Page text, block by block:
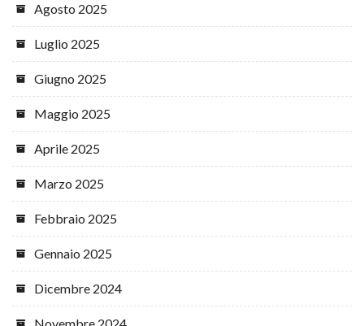
Agosto 2025
Luglio 2025
Giugno 2025
Maggio 2025
Aprile 2025
Marzo 2025
Febbraio 2025
Gennaio 2025
Dicembre 2024